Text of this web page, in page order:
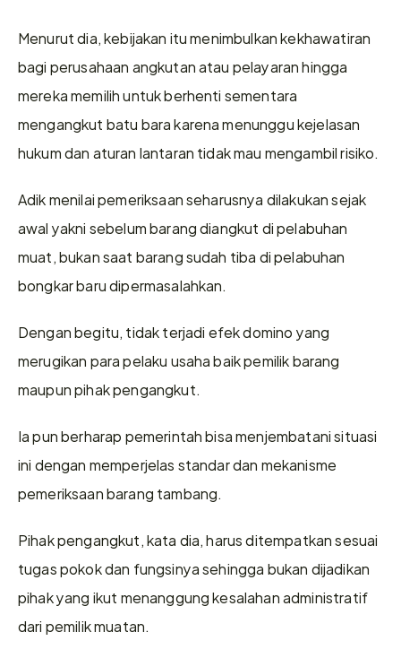
Menurut dia, kebijakan itu menimbulkan kekhawatiran
bagi perusahaan angkutan atau pelayaran hingga
mereka memilih untuk berhenti sementara
mengangkut batu bara karena menunggu kejelasan
hukum dan aturan lantaran tidak mau mengambil risiko.
Adik menilai pemeriksaan seharusnya dilakukan sejak
awal yakni sebelum barang diangkut di pelabuhan
muat, bukan saat barang sudah tiba di pelabuhan
bongkar baru dipermasalahkan.
Dengan begitu, tidak terjadi efek domino yang
merugikan para pelaku usaha baik pemilik barang
maupun pihak pengangkut.
Ia pun berharap pemerintah bisa menjembatani situasi
ini dengan memperjelas standar dan mekanisme
pemeriksaan barang tambang.
Pihak pengangkut, kata dia, harus ditempatkan sesuai
tugas pokok dan fungsinya sehingga bukan dijadikan
pihak yang ikut menanggung kesalahan administratif
dari pemilik muatan.